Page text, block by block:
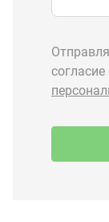
Запчасти Урал
Запчасти